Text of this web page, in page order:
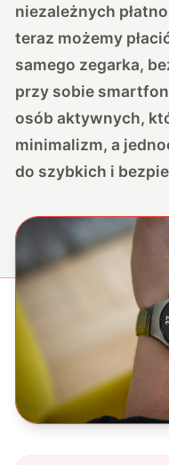
niezależnych
teraz możemy
samego zegarka,
przy sobie
osób aktywnych,
minimalizm, a
do szybkich i